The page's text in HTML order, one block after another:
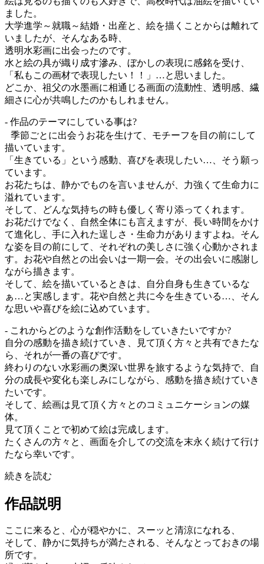
ました。
大学進学～就職～結婚・出産と、絵を描くことからは離れて
いましたが、そんなある時、
透明水彩画に出会ったのです。
水と絵の具が織り成す滲み、ぼかしの表現に感銘を受け、
「私もこの画材で表現したい！！」…と思いました。
どこか、祖父の水墨画に相通じる画面の流動性、透明感、繊
細さに心が共鳴したのかもしれません。
- 作品のテーマにしている事は?
季節ごとに出会うお花を生けて、モチーフを目の前にして
描いています。
「生きている」という感動、喜びを表現したい…、そう願っ
ています。
お花たちは、静かでものを言いませんが、力強くて生命力に
溢れています。
そして、どんな気持ちの時も優しく寄り添ってくれます。
お花だけでなく、自然全体にも言えますが、長い時間をかけ
て進化し、手に入れた逞しさ・生命力がありますよね。そん
な姿を目の前にして、それぞれの美しさに強く心動かされま
す。お花や自然との出会いは一期一会。その出会いに感謝し
ながら描きます。
そして、絵を描いているときは、自分自身も生きているな
ぁ…と実感します。花や自然と共に今を生きている…、そん
な思いや喜びを絵に込めています。
- これからどのような創作活動をしていきたいですか?
自分の感動を描き続けていき、見て頂く方々と共有できたな
ら、それが一番の喜びです。
終わりのない水彩画の奥深い世界を旅するような気持で、自
分の成長や変化も楽しみにしながら、感動を描き続けていき
たいです。
そして、絵画は見て頂く方々とのコミュニケーションの媒
体。
見て頂くことで初めて絵は完成します。
たくさんの方々と、画面を介しての交流を末永く続けて行け
たなら幸いです。
続きを読む
作品説明
ここに来ると、心が穏やかに、スーッと清涼になれる、
そして、静かに気持ちが満たされる、そんなとっておきの場
所です。